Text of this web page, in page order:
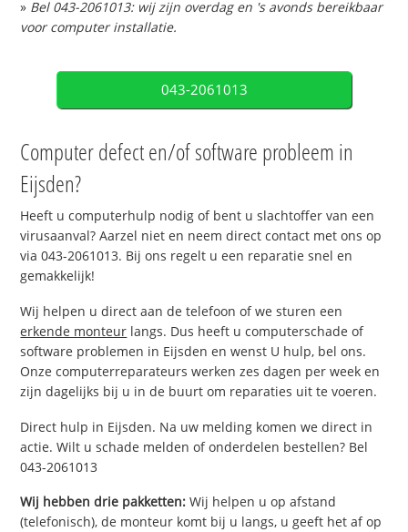
» Bel 043-2061013: wij zijn overdag en 's avonds bereikbaar
voor computer installatie.
043-2061013
Computer defect en/of software probleem in
Eijsden?
Heeft u computerhulp nodig of bent u slachtoffer van een
virusaanval? Aarzel niet en neem direct contact met ons op
via 043-2061013. Bij ons regelt u een reparatie snel en
gemakkelijk!
Wij helpen u direct aan de telefoon of we sturen een
erkende monteur langs. Dus heeft u computerschade of
software problemen in Eijsden en wenst U hulp, bel ons.
Onze computerreparateurs werken zes dagen per week en
zijn dagelijks bij u in de buurt om reparaties uit te voeren.
Direct hulp in Eijsden. Na uw melding komen we direct in
actie. Wilt u schade melden of onderdelen bestellen? Bel
043-2061013
Wij hebben drie pakketten: Wij helpen u op afstand
(telefonisch), de monteur komt bij u langs, u geeft het af op